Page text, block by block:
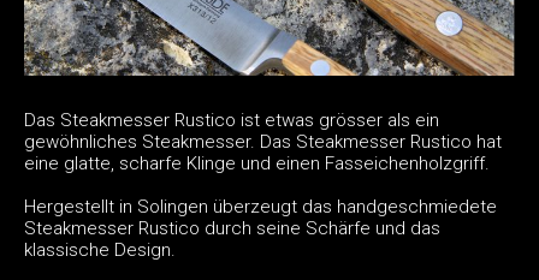
Das Steakmesser Rustico ist etwas grösser als ein
gewöhnliches Steakmesser. Das Steakmesser Rustico hat
eine glatte, scharfe Klinge und einen Fasseichenholzgriff.
Hergestellt in Solingen überzeugt das handgeschmiedete
Steakmesser Rustico durch seine Schärfe und das
klassische Design.